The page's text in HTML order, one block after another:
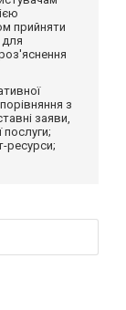
прийняти
для
з
заяви,
послуги;
ресурси;